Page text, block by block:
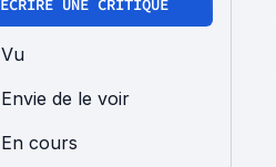
ÉCRIRE UNE CRITIQUE
Vu
Envie de le voir
En cours